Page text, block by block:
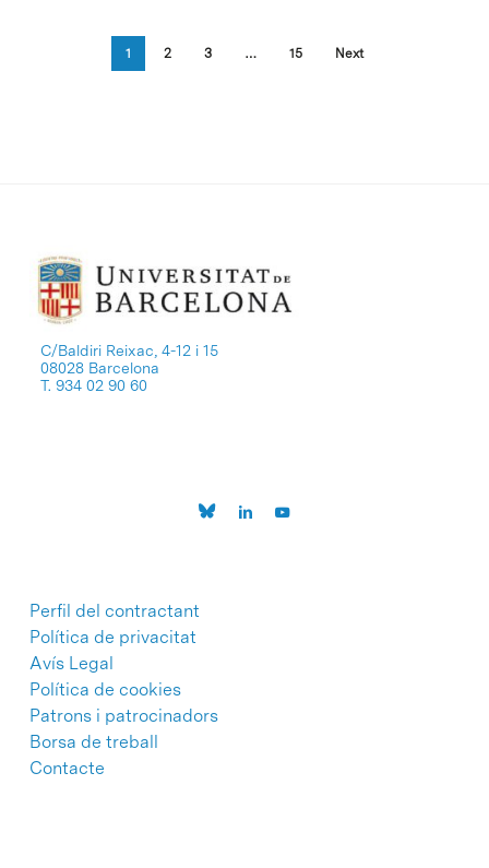
1 2 3 … 15 Next
C/Baldiri Reixac, 4-12 i 15
08028 Barcelona
T. 934 02 90 60
Perfil del contractant
Política de privacitat
Avís Legal
Política de cookies
Patrons i patrocinadors
Borsa de treball
Contacte